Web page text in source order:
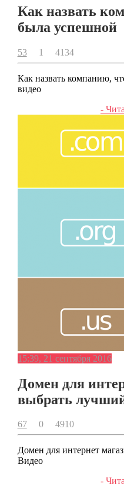
Как назвать
была успешной
53 1 4134
Как назвать компанию,
видео
-
15:39, 21 сентября 2016
Домен для
выбрать
67 0 4910
Домен для интернет
Видео
-